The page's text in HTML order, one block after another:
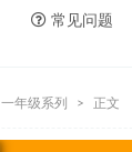
常见问题
一年级系列 正文